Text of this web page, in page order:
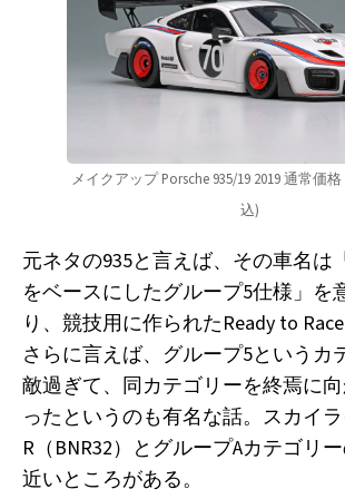
メイクアップ Porsche 935/19 2019 通常価
込)
元ネタの935と言えば、その車名は
をベースにしたグループ5仕様」を
り、競技用に作られたReady to Race
さらに言えば、グループ5というカ
敵過ぎて、同カテゴリーを終焉に
ったというのも有名な話。スカイラ
R（BNR32）とグループAカテゴリ
近いところがある。